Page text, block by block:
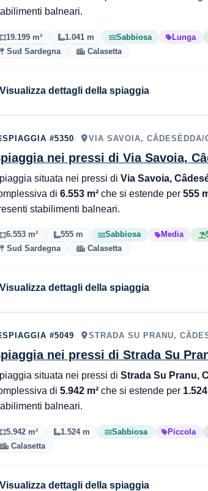
balneari.
19.199 m² 1.041 m Sabbiosa Lunga
Sud Sardegna
Calasetta
dettagli della spiaggia
SPIAGGIA #5350 VIA SAVOIA, CÂDESÉDDA/
nei pressi di Via Savoia,
situata nei pressi di Via Savoia,
di 6.553 m²che si estende per 555
stabilimenti balneari.
6.553 m² 555 m Sabbiosa Media
Sud Sardegna
Calasetta
dettagli della spiaggia
SPIAGGIA #5049 STRADA SU PRANU,
nei pressi di Strada Su
situata nei pressi di Strada Su Pranu,
di 5.942 m²che si estende per
balneari.
5.942 m² 1.524 m Sabbiosa Piccola
Calasetta
dettagli della spiaggia